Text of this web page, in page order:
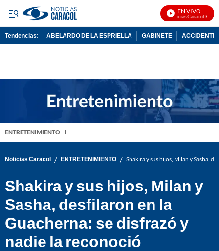
EN VIVO
Noticias Caracol En Vivo
Tendencias: ABELARDO DE LA ESPRIELLA GABINETE ACCIDENTE
ENTRETENIMIENTO
Noticias Caracol / ENTRETENIMIENTO / Shakira y sus hijos, Milan y Sasha,
Shakira y sus hijos, Milan y
Sasha, desfilaron en la
Guacherna: se disfrazó y
nadie la reconoció